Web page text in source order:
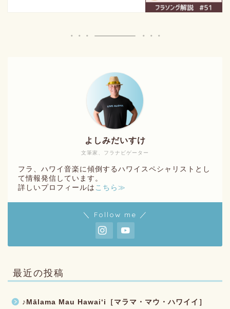
文筆家、フラナビゲーター
よしみだいすけ
フラ、ハワイ音楽に傾倒するハワイスペシャリストとし
て情報発信しています。
詳しいプロフィールは こちら≫
＼ Follow me ／
最近の投稿
♪Mālama Mau Hawaiʻi［マラマ・マウ・ハワイイ］